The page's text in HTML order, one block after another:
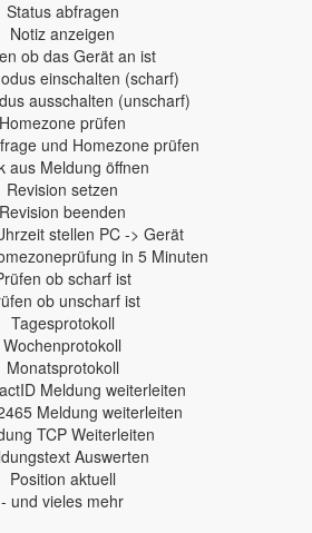
Status abfragen
Notiz anzeigen
ob das Gerät an ist
einschalten (scharf)
ausschalten (unscharf)
Homezone prüfen
und Homezone prüfen
aus Meldung öffnen
Revision setzen
Revision beenden
stellen PC -> Gerät
in 5 Minuten
ob scharf ist
ob unscharf ist
Tagesprotokoll
Wochenprotokoll
Monatsprotokoll
Meldung weiterleiten
Meldung weiterleiten
TCP Weiterleiten
Auswerten
Position aktuell
- und vieles mehr